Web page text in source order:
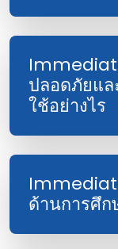
ปลอดภัยแ
ใช้อย่างไร
ด้านการศึก